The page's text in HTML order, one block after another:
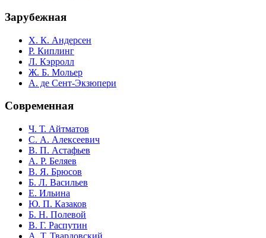
Зарубежная
Х. К. Андерсен
Р. Киплинг
Л. Кэрролл
Ж. Б. Мольер
А. де Сент-Экзюпери
Современная
Ч. Т. Айтматов
С. А. Алексеевич
В. П. Астафьев
А. Р. Беляев
В. Я. Брюсов
Б. Л. Васильев
Е. Ильина
Ю. П. Казаков
Б. Н. Полевой
В. Г. Распутин
А. Т. Твардовский